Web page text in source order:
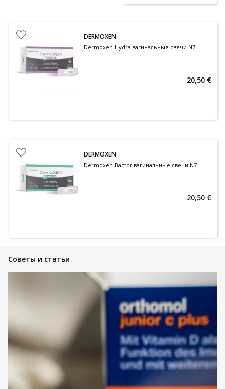
DERMOXEN
Dermoxen Hydra вагинальные свечи N7
20,50 €
DERMOXEN
Dermoxen Bactor вагинальные свечи N7
20,50 €
Советы и статьи